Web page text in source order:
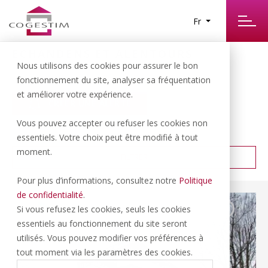
Nous utilisons des cookies pour assurer le bon
fonctionnement du site, analyser sa fréquentation
et améliorer votre expérience.
Vous pouvez accepter ou refuser les cookies non
essentiels. Votre choix peut être modifié à tout
moment.
Pour plus d’informations, consultez notre Politique
de confidentialité.
Si vous refusez les cookies, seuls les cookies
essentiels au fonctionnement du site seront
utilisés. Vous pouvez modifier vos préférences à
tout moment via les paramètres des cookies.
Fr
18RÉSULTATS TROUVÉS
CRÉER UNE ALERTE
TRIER PAR : PRIX CROISSANT